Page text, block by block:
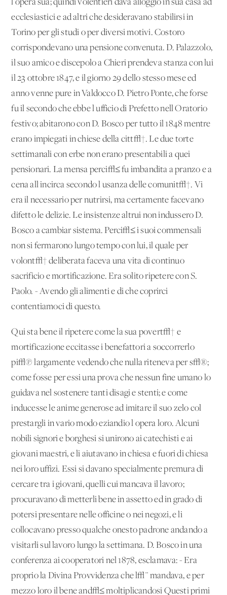
l'opera sua; quindi volentieri dava alloggio in sua casa ad
ecclesiastici e ad altri che desideravano stabilirsi in
Torino per gli studi o per diversi motivi. Costoro
corrispondevano una pensione convenuta. D. Palazzolo,
il suo amico e discepolo a Chieri prendeva stanza con lui
il 23 ottobre 1847, e il giorno 29 dello stesso mese ed
anno venne pure in Valdocco D. Pietro Ponte, che forse
fu il secondo che ebbe l'ufficio di Prefetto nell'Oratorio
festivo; abitarono con D. Bosco per tutto il 1848 mentre
erano impiegati in chiese della citt√†. Le due torte
settimanali con erbe non erano presentabili a quei
pensionari. La mensa perci√≤ fu imbandita a pranzo e a
cena all'incirca secondo l'usanza delle comunit√†. Vi
era il necessario per nutrirsi, ma certamente facevano
difetto le delizie. Le insistenze altrui non indussero D.
Bosco a cambiar sistema. Perci√≤ i suoi commensali
non si fermarono lungo tempo con lui, il quale per
volont√† deliberata faceva una vita di continuo
sacrificio e mortificazione. Era solito ripetere con S.
Paolo. - Avendo gli alimenti e di che coprirci
contentiamoci di questo.
Qui sta bene il ripetere come la sua povert√† e
mortificazione eccitasse i benefattori a soccorrerlo
pi√π largamente vedendo che nulla riteneva per s√®;
come fosse per essi una prova che nessun fine umano lo
guidava nel sostenere tanti disagi e stenti; e come
inducesse le anime generose ad imitare il suo zelo col
prestargli in vario modo eziandio l'opera loro. Alcuni
nobili signori e borghesi si unirono ai catechisti e ai
giovani maestri, e li aiutavano in chiesa e fuori di chiesa
nei loro uffizi. Essi si davano specialmente premura di
cercare tra i giovani, quelli cui mancava il lavoro;
procuravano di metterli bene in assetto ed in grado di
potersi presentare nelle officine o nei negozi, e li
collocavano presso qualche onesto padrone andando a
visitarli sul lavoro lungo la settimana. D. Bosco in una
conferenza ai cooperatori nel 1878, esclamava: - Era
proprio la Divina Provvidenza che l√¨ mandava, e per
mezzo loro il bene and√≤ moltiplicandosi Questi primi